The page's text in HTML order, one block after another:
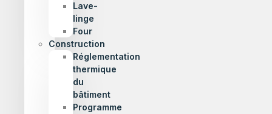
Lave-
linge
Four
Construction
Réglementation
thermique
du
bâtiment
Programme